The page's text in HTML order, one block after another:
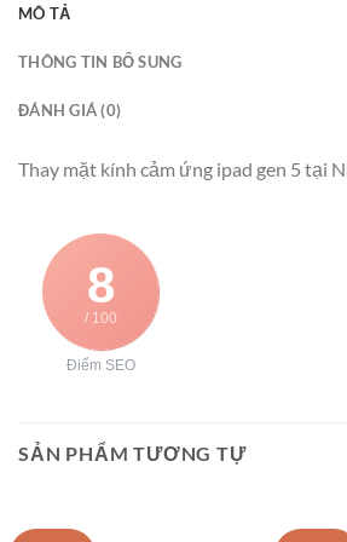
MÔ TẢ
THÔNG TIN BỔ SUNG
ĐÁNH GIÁ (0)
Thay mặt kính cảm ứng ipad gen 5 tại
8
/ 100
Điểm SEO
SẢN PHẨM TƯƠNG TỰ